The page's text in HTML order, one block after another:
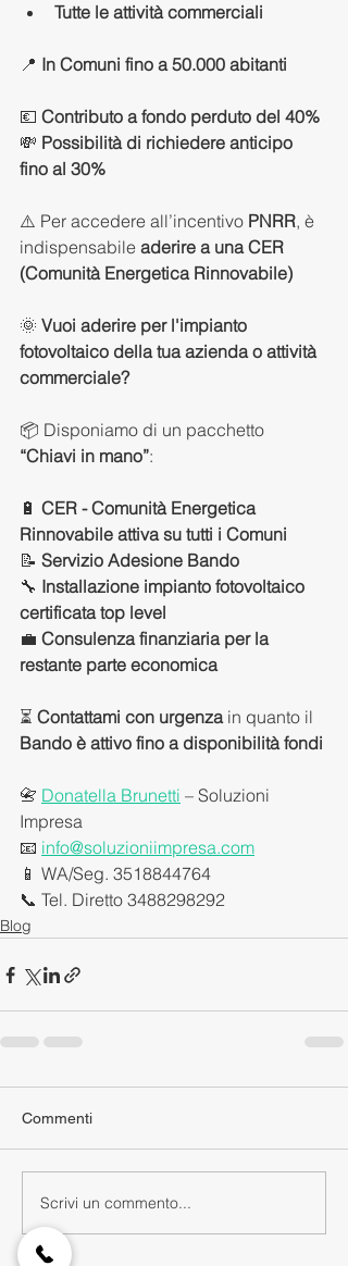
Tutte le attività commerciali
📍 In Comuni fino a 50.000 abitanti
💶 Contributo a fondo perduto del 40%
💸 Possibilità di richiedere anticipo
fino al 30%
⚠️ Per accedere all’incentivo PNRR, è
indispensabile aderire a una CER
(Comunità Energetica Rinnovabile)
🌞 Vuoi aderire per l'impianto
fotovoltaico della tua azienda o attività
commerciale?
📦 Disponiamo di un pacchetto
“Chiavi in mano”:
🔋 CER - Comunità Energetica
Rinnovabile attiva su tutti i Comuni
📝 Servizio Adesione Bando
🔧 Installazione impianto fotovoltaico
certificata top level
💼 Consulenza finanziaria per la
restante parte economica
⏳ Contattami con urgenza in quanto il
Bando è attivo fino a disponibilità fondi
📇 Donatella Brunetti – Soluzioni
Impresa
📧 info@soluzioniimpresa.com
📱 WA/Seg. 3518844764
📞 Tel. Diretto 3488298292
Blog
Commenti
Scrivi un commento...